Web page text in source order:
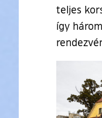
teljes
így
Ugrás a